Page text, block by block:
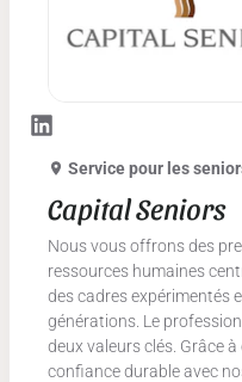
Service pour les
Capital Seniors
Nous vous offrons des
ressources humaines
des cadres expérimentés
générations. Le
deux valeurs clés. Grâce
confiance durable avec